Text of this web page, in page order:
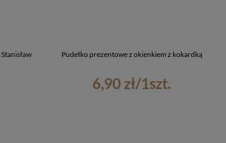
Pudełko prezentowe z okienkiem z kokardką
6,90 zł/1szt.